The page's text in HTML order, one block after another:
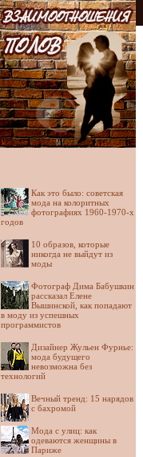
Как это было: советская
мода на колоритных
фотографиях 1960-1970-х
годов
10 образов, которые
никогда не выйдут из
моды
Фотограф Дима Бабушкин
рассказал Елене
Вышинской, как попадают
в моду из успешных
программистов
Дизайнер Жульен Фурнье:
мода будущего
невозможна без
технологий
Вечный тренд: 15 нарядов
с бахромой
Мода с улиц: как
одеваются женщины в
Париже